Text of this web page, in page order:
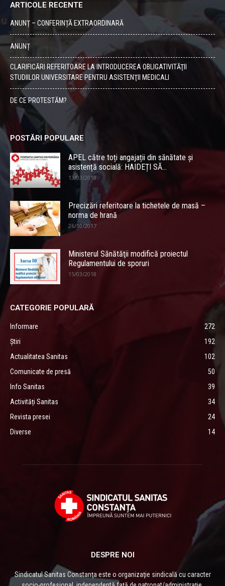
ARTICOLE RECENTE
ANUNȚ – CONFERINȚĂ EXTRAORDINARĂ
ANUNȚ
CLARIFICĂRI REFERITOARE LA INTRODUCEREA OBLIGATIVITĂŢII
STUDIILOR UNIVERSITARE PENTRU ASISTENŢII MEDICALI
DE CE PROTESTĂM?
POSTĂRI POPULARE
APEL către toți angajații din sănătate și
asistență socială: HAIDEȚI SĂ...
13/03/2018
Precizări referitoare la tichetele de masă –
norma de hrană
26/10/2017
Ministerul Sănătăţii modifică proiectul
Regulamentului de sporuri
15/03/2018
CATEGORIE POPULARĂ
Informare
272
Știri
192
Actualitatea Sanitas
102
Comunicate de presă
50
Info Sanitas
39
Activități Sanitas
34
Revista presei
24
Diverse
14
DESPRE NOI
Sindicatul Sanitas Constanţa este o organizaţie sindicală cu caracter